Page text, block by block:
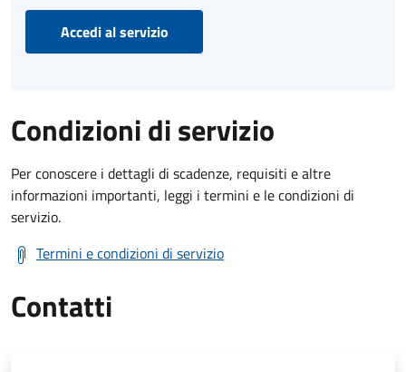
Accedi al servizio
Condizioni di servizio
Per conoscere i dettagli di scadenze, requisiti e altre
informazioni importanti, leggi i termini e le condizioni di
servizio.
Termini e condizioni di servizio
Contatti